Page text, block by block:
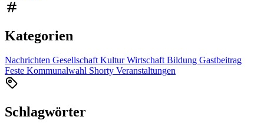
Kategorien
Nachrichten GesellschaftKulturWirtschaftBildung Gastbeitrag
Feste Kommunalwahl Shorty Veranstaltungen
Schlagwörter